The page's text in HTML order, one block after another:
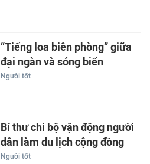
“Tiếng loa biên phòng” giữa
đại ngàn và sóng biển
Người tốt
Bí thư chi bộ vận động người
dân làm du lịch cộng đồng
Người tốt